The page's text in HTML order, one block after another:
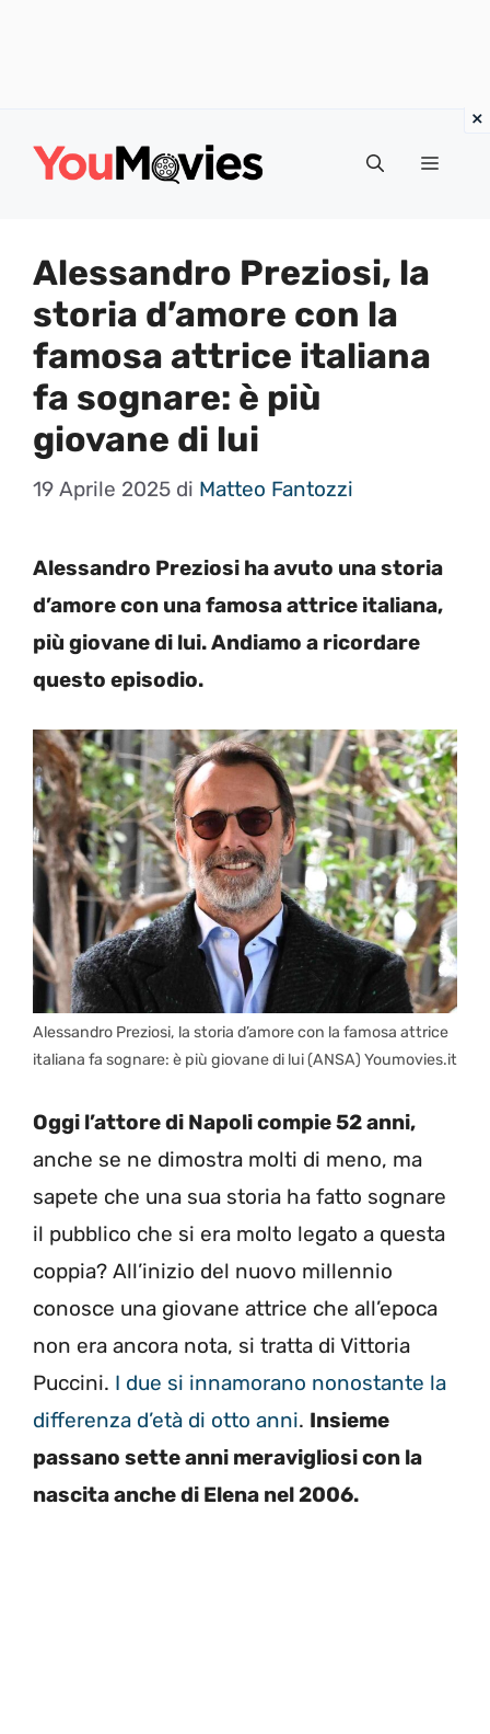
Menu
Alessandro Preziosi, la
storia d’amore con la
famosa attrice italiana
fa sognare: è più
giovane di lui
19 Aprile 2025 di Matteo Fantozzi
Alessandro Preziosi ha avuto una storia
d’amore con una famosa attrice italiana,
più giovane di lui. Andiamo a ricordare
questo episodio.
Alessandro Preziosi, la storia d’amore con la famosa attrice
italiana fa sognare: è più giovane di lui (ANSA) Youmovies.it
Oggi l’attore di Napoli compie 52 anni,
anche se ne dimostra molti di meno, ma
sapete che una sua storia ha fatto sognare
il pubblico che si era molto legato a questa
coppia? All’inizio del nuovo millennio
conosce una giovane attrice che all’epoca
non era ancora nota, si tratta di Vittoria
Puccini. I due si innamorano nonostante la
differenza d’età di otto anni. Insieme
passano sette anni meravigliosi con la
nascita anche di Elena nel 2006.